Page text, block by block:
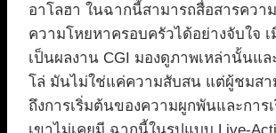
อาโลฮา ในฉากนี้สามารถสื่อสารควา
ความโหยหาครอบครัวได้อย่างจับใจ
เป็นผลงาน CGI มองดูภาพเหล่านั้นแ
โล่ มันไม่ใช่แค่ความสับสน แต่ผู้ชมสา
ถึงการเริ่มต้นของความผูกพันและการ
เขาไม่เคยมี ฉากนี้ในรูปแบบ Live-